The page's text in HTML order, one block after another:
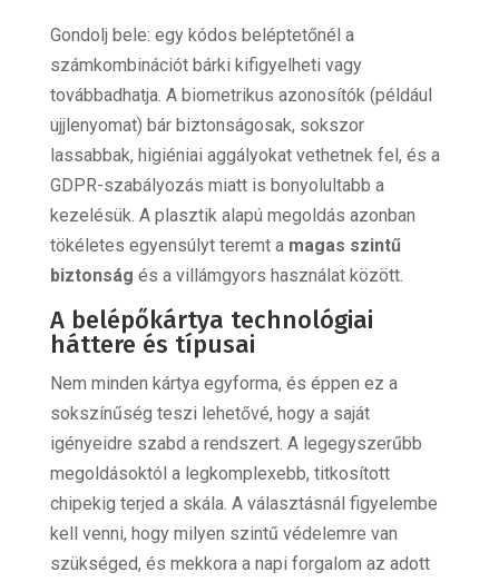
Gondolj bele: egy kódos beléptetőnél a
számkombinációt bárki kifigyelheti vagy
továbbadhatja. A biometrikus azonosítók (például
ujjlenyomat) bár biztonságosak, sokszor
lassabbak, higiéniai aggályokat vethetnek fel, és a
GDPR-szabályozás miatt is bonyolultabb a
kezelésük. A plasztik alapú megoldás azonban
tökéletes egyensúlyt teremt a magas szintű
biztonság és a villámgyors használat között.
A belépőkártya technológiai
háttere és típusai
Nem minden kártya egyforma, és éppen ez a
sokszínűség teszi lehetővé, hogy a saját
igényeidre szabd a rendszert. A legegyszerűbb
megoldásoktól a legkomplexebb, titkosított
chipekig terjed a skála. A választásnál figyelembe
kell venni, hogy milyen szintű védelemre van
szükséged, és mekkora a napi forgalom az adott